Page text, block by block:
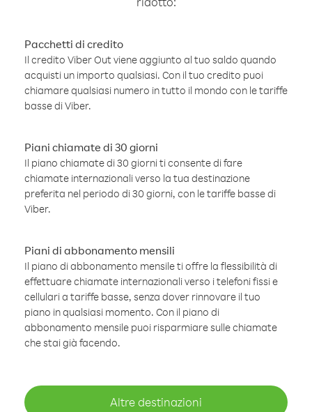
Pacchetti di credito
Il credito Viber Out viene aggiunto al tuo saldo quando
acquisti un importo qualsiasi. Con il tuo credito puoi
chiamare qualsiasi numero in tutto il mondo con le tariffe
basse di Viber.
Piani chiamate di 30 giorni
Il piano chiamate di 30 giorni ti consente di fare
chiamate internazionali verso la tua destinazione
preferita nel periodo di 30 giorni, con le tariffe basse di
Viber.
Piani di abbonamento mensili
Il piano di abbonamento mensile ti offre la flessibilità di
effettuare chiamate internazionali verso i telefoni fissi e
cellulari a tariffe basse, senza dover rinnovare il tuo
piano in qualsiasi momento. Con il piano di
abbonamento mensile puoi risparmiare sulle chiamate
che stai già facendo.
Altre destinazioni